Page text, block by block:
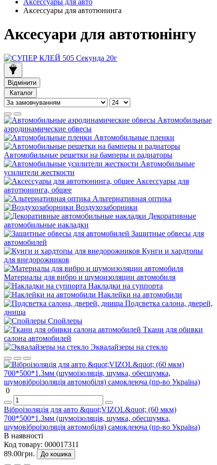
Аксессуары для авто
Аксессуары для автотюнинга
Аксесуари для автотюнінгу
Відмінити
Каталог
Автомобильные
аэродинамические обвесы
Автомобильные пленки
Автомобильные решетки на бамперы и радиаторы
Автомобильные
усилители жесткости
Аксессуары для
автотюнинга, общее
Альтернативная оптика
Воздухозаборники
Декоративные
автомобильные накладки
Защитные обвесы для
автомобилей
Кунги и хардтопы
для внедорожников
Материалы для вибро и шумоизоляции автомобиля
Накладки на суппорта
Наклейки на автомобили
Подсветка салона, дверей,
днища
Спойлеры
Ткани для обивки
салона автомобилей
Эквалайзеры на стекло
0
Віброізоляція для авто &quot;VIZOL&quot; (60 мкм)
700*500*1.3мм (шумоізоляція, шумка, обесшумка,
шумовіброізоляція автомобіля) самоклеюча (пр-во Україна)
В наявності
Код товару: 000017311
89.00грн.
До кошика